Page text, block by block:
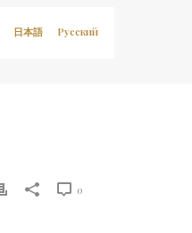
日本語 Русский
0